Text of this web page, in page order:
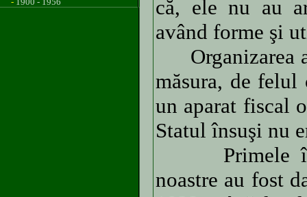
că, ele nu au
având forme şi
Organizarea
măsura, de felul
un aparat fiscal
Statul însuşi nu
Primele
noastre au fost